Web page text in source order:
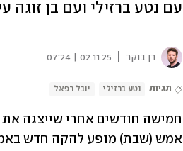
עם נטע ברזילי ועם בן זוגה
רן בוקר 02.11.25 | 07:24
תגיות נטע ברזילי יובל רפאל
אמש (שבת) מופע להקה חדש